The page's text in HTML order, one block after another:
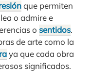
que permiten
o admire e
o sentidos.
de arte como la
ya que cada obra
significados.